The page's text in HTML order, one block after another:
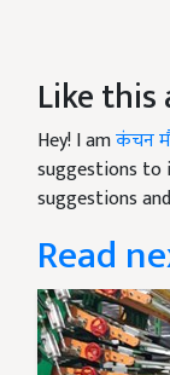
Like
Hey! I amकंचन
suggestions to
suggestions
Read